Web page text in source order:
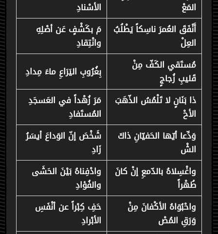
المَعْ
الأسْنادِ
أَنْفَقَ العُمرَ ناسِكاً يَطْلُبُ
العِلْ
مَ بكَشْفٍ عَن أصْلِهِ
وانْتِقادِ
مُستَقي الكَفّ مِنْ
قَليبِ زُجاجٍ
بِغُرُوبِ اليَرَاعِ ماءَ مِدادِ
ذا بَنَانٍ لا تَلْمُسُ الذّهَبَ
الأحْ
مَرَ زُهْداً في العَسجَدِ
المُستَفادِ
وَدِّعا أيّها الحَفيّانِ ذاكَ
الشْ
شَخْصَ إنّ الوَداعَ أيسَرُ
زَادِ
واغْسِلاهُ بالدّمعِ إنْ كانَ
طُهْراً
وادْفِناهُ بَيْنَ الحَشَى
والفُؤادِ
واحْبُوَاهُ الأكْفانَ مِنْ
وَرَقِ المُصْ
حَفِ كِبْراً عن أنْفَسِ
الأبْرادِ